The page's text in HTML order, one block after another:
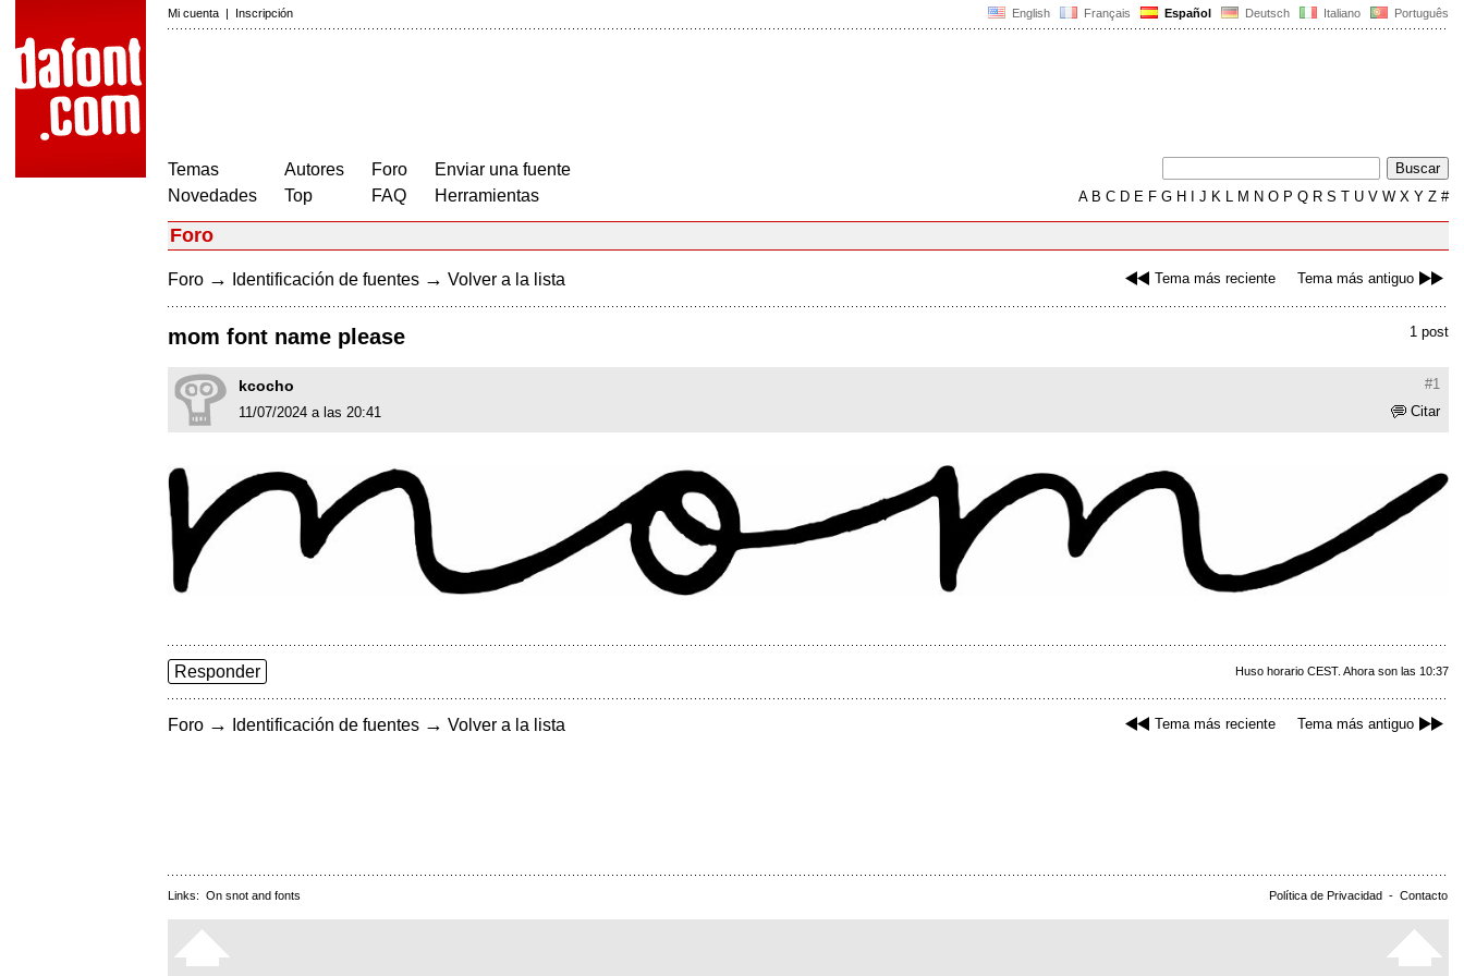
English Français Español Deutsch Italiano Português
Mi cuenta | Inscripción
Temas
Novedades
Autores
Top
Foro
FAQ
Enviar una fuente
Herramientas
AB C D E F G H J K L M N O P Q R S T U V W X Y Z #
Foro
Tema más reciente Tema más antiguo
Foro → Identificación de fuentes → Volver a la lista
1 post
mom font name please
#1
kcocho
Citar
11/07/2024 a las 20:41
Huso horario CEST. Ahora son las 10:37
Responder
Tema más reciente Tema más antiguo
Foro → Identificación de fuentes → Volver a la lista
Política de Privacidad - Contacto
Links: On snot and fonts